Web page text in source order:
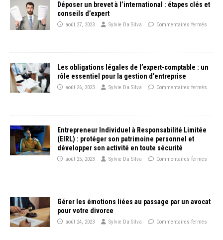
Déposer un brevet à l’international : étapes clés et
conseils d’expert
août 27, 2023 Sylvie Da Silva Commentaires fermés
Les obligations légales de l’expert-comptable : un
rôle essentiel pour la gestion d’entreprise
août 26, 2023 Sylvie Da Silva Commentaires fermés
Entrepreneur Individuel à Responsabilité Limitée
(EIRL) : protéger son patrimoine personnel et
développer son activité en toute sécurité
août 25, 2023 Sylvie Da Silva Commentaires fermés
Gérer les émotions liées au passage par un avocat
pour votre divorce
août 24, 2023 Sylvie Da Silva Commentaires fermés